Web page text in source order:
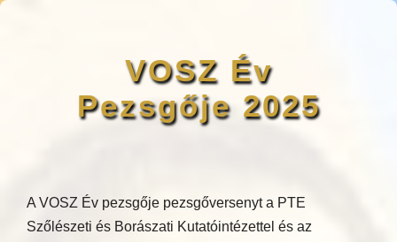
VOSZ Év
Pezsgője 2025
A VOSZ Év pezsgője pezsgőversenyt a PTE
Szőlészeti és Borászati Kutatóintézettel és az